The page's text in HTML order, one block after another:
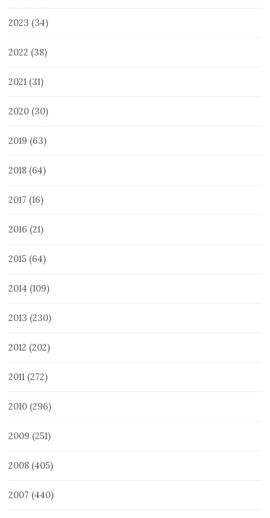
2023 (34)
2022 (38)
2021 (31)
2020 (30)
2019 (63)
2018 (64)
2017 (16)
2016 (21)
2015 (64)
2014 (109)
2013 (230)
2012 (202)
2011 (272)
2010 (296)
2009 (251)
2008 (405)
2007 (440)